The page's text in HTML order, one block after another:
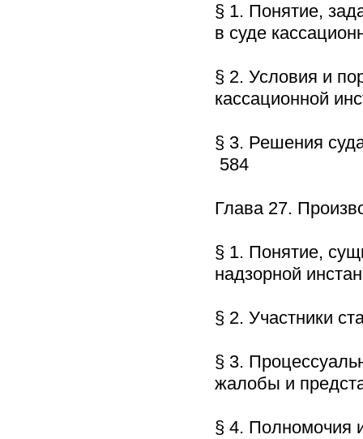
§ 1. Понятие,
в суде
§ 2. Условия и
кассационной
§ 3. Решения
584
Глава 27.
§ 1. Понятие,
надзорной
§ 2. Участники
§ 3.
жалобы и
§ 4. Полномочия